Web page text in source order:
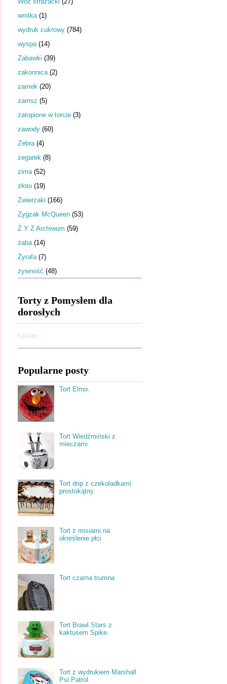
wrotka (1)
wydruk cukrowy (784)
wyspa (14)
Zabawki (39)
zakonnica (2)
zamek (20)
zamsz (5)
zatopione w torcie (3)
zawody (60)
Zebra (4)
zegarek (8)
zima (52)
złoto (19)
Zwierzaki (166)
Zygzak McQueen (53)
Ż Y Z Archiwum (59)
żaba (14)
Żyrafa (7)
żywność (48)
Torty z Pomysłem dla
dorosłych
Ładuję...
Popularne posty
Tort Elmo.
Tort Wiedźmiński z
mieczami.
Tort drip z czekoladkami
prostokątny.
Tort z misiami na
określenie płci
Tort czarna trumna
Tort Brawl Stars z
kaktusem Spike.
Tort z wydrukiem Marshall
Psi Patrol.